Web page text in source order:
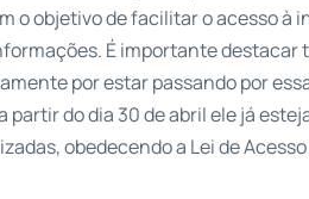
o objetivo de facilitar o acesso à
É importante destacar
por estar passando por
partir do dia 30 de abril ele já
obedecendo a Lei de